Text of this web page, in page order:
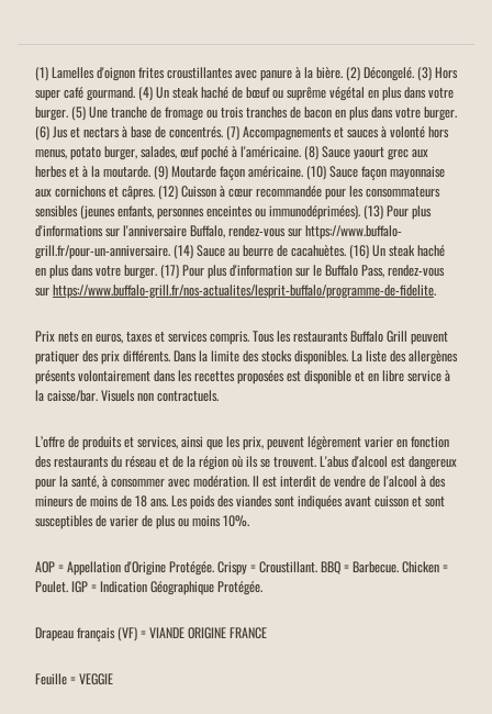
(1) Lamelles d'oignon frites croustillantes avec panure à la bière. (2) Décongelé. (3) Hors
super café gourmand. (4) Un steak haché de bœuf ou suprême végétal en plus dans votre
burger. (5) Une tranche de fromage ou trois tranches de bacon en plus dans votre burger.
(6) Jus et nectars à base de concentrés. (7) Accompagnements et sauces à volonté hors
menus, potato burger, salades, œuf poché à l'américaine. (8) Sauce yaourt grec aux
herbes et à la moutarde. (9) Moutarde façon américaine. (10) Sauce façon mayonnaise
aux cornichons et câpres. (12) Cuisson à cœur recommandée pour les consommateurs
sensibles (jeunes enfants, personnes enceintes ou immunodéprimées). (13) Pour plus
d'informations sur l'anniversaire Buffalo, rendez-vous sur https://www.buffalo-
grill.fr/pour-un-anniversaire. (14) Sauce au beurre de cacahuètes. (16) Un steak haché
en plus dans votre burger. (17) Pour plus d'information sur le Buffalo Pass, rendez-vous
surhttps://www.buffalo-grill.fr/nos-actualites/lesprit-buffalo/programme-de-fidelite.
Prix nets en euros, taxes et services compris. Tous les restaurants Buffalo Grill peuvent
pratiquer des prix différents. Dans la limite des stocks disponibles. La liste des allergènes
présents volontairement dans les recettes proposées est disponible et en libre service à
la caisse/bar. Visuels non contractuels.
L’offre de produits et services, ainsi que les prix, peuvent légèrement varier en fonction
des restaurants du réseau et de la région où ils se trouvent. L'abus d'alcool est dangereux
pour la santé, à consommer avec modération. Il est interdit de vendre de l'alcool à des
mineurs de moins de 18 ans. Les poids des viandes sont indiquées avant cuisson et sont
susceptibles de varier de plus ou moins 10%.
AOP = Appellation d'Origine Protégée. Crispy = Croustillant. BBQ = Barbecue. Chicken =
Poulet. IGP = Indication Géographique Protégée.
Drapeau français (VF) = VIANDE ORIGINE FRANCE
Feuille = VEGGIE